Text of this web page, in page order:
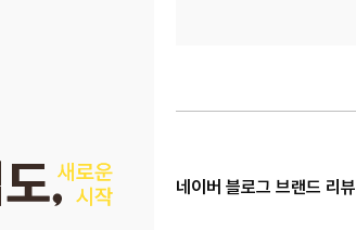
네이버 블로그 브랜드 리뷰